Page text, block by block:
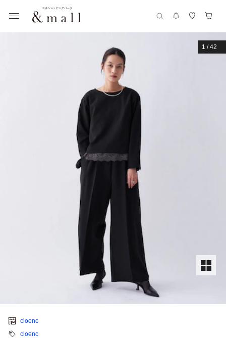
1 /42
cloenc
cloenc